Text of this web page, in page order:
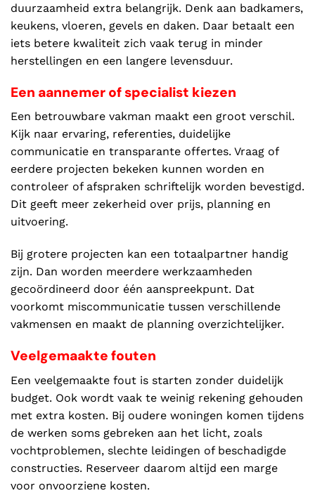
duurzaamheid extra belangrijk. Denk aan badkamers,
keukens, vloeren, gevels en daken. Daar betaalt een
iets betere kwaliteit zich vaak terug in minder
herstellingen en een langere levensduur.
Een aannemer of specialist kiezen
Een betrouwbare vakman maakt een groot verschil.
Kijk naar ervaring, referenties, duidelijke
communicatie en transparante offertes. Vraag of
eerdere projecten bekeken kunnen worden en
controleer of afspraken schriftelijk worden bevestigd.
Dit geeft meer zekerheid over prijs, planning en
uitvoering.
Bij grotere projecten kan een totaalpartner handig
zijn. Dan worden meerdere werkzaamheden
gecoördineerd door één aanspreekpunt. Dat
voorkomt miscommunicatie tussen verschillende
vakmensen en maakt de planning overzichtelijker.
Veelgemaakte fouten
Een veelgemaakte fout is starten zonder duidelijk
budget. Ook wordt vaak te weinig rekening gehouden
met extra kosten. Bij oudere woningen komen tijdens
de werken soms gebreken aan het licht, zoals
vochtproblemen, slechte leidingen of beschadigde
constructies. Reserveer daarom altijd een marge
voor onvoorziene kosten.